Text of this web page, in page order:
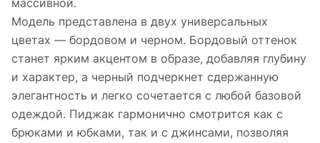
массивной.
Модель представлена в двух универсальных
цветах — бордовом и черном. Бордовый оттенок
станет ярким акцентом в образе, добавляя глубину
и характер, а черный подчеркнет сдержанную
элегантность и легко сочетается с любой базовой
одеждой. Пиджак гармонично смотрится как с
брюками и юбками, так и с джинсами, позволяя